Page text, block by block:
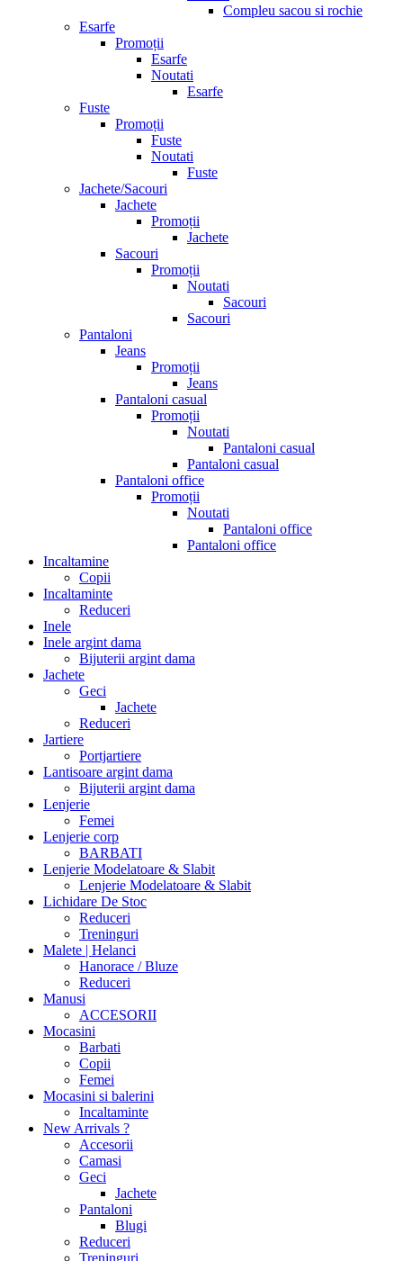
Compleu sacou si rochie
Esarfe
Promoții
Esarfe
Noutati
Esarfe
Fuste
Promoții
Fuste
Noutati
Fuste
Jachete/Sacouri
Jachete
Promoții
Jachete
Sacouri
Promoții
Noutati
Sacouri
Sacouri
Pantaloni
Jeans
Promoții
Jeans
Pantaloni casual
Promoții
Noutati
Pantaloni casual
Pantaloni casual
Pantaloni office
Promoții
Noutati
Pantaloni office
Pantaloni office
Incaltamine
Copii
Incaltaminte
Reduceri
Inele
Inele argint dama
Bijuterii argint dama
Jachete
Geci
Jachete
Reduceri
Jartiere
Portjartiere
Lantisoare argint dama
Bijuterii argint dama
Lenjerie
Femei
Lenjerie corp
BARBATI
Lenjerie Modelatoare & Slabit
Lenjerie Modelatoare & Slabit
Lichidare De Stoc
Reduceri
Treninguri
Malete | Helanci
Hanorace / Bluze
Reduceri
Manusi
ACCESORII
Mocasini
Barbati
Copii
Femei
Mocasini si balerini
Incaltaminte
New Arrivals ?
Accesorii
Camasi
Geci
Jachete
Pantaloni
Blugi
Reduceri
Treninguri